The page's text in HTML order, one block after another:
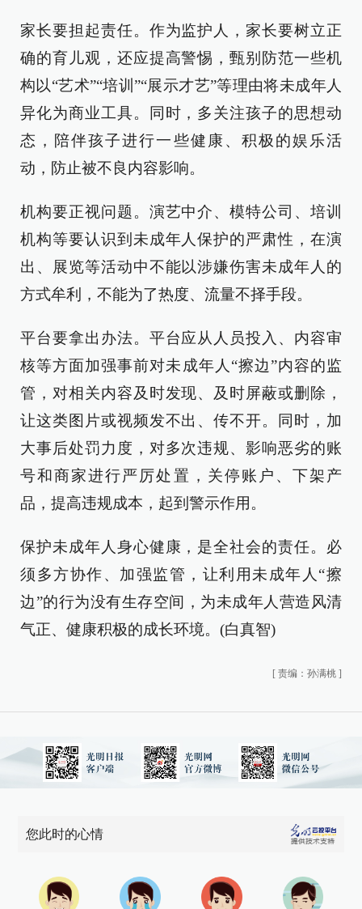
家长要担起责任。作为监护人，家长要树立正
确的育儿观，还应提高警惕，甄别防范一些机
构以“艺术”“培训”“展示才艺”等理由将未成年人
异化为商业工具。同时，多关注孩子的思想动
态，陪伴孩子进行一些健康、积极的娱乐活
动，防止被不良内容影响。
机构要正视问题。演艺中介、模特公司、培训
机构等要认识到未成年人保护的严肃性，在演
出、展览等活动中不能以涉嫌伤害未成年人的
方式牟利，不能为了热度、流量不择手段。
平台要拿出办法。平台应从人员投入、内容审
核等方面加强事前对未成年人“擦边”内容的监
管，对相关内容及时发现、及时屏蔽或删除，
让这类图片或视频发不出、传不开。同时，加
大事后处罚力度，对多次违规、影响恶劣的账
号和商家进行严厉处置，关停账户、下架产
品，提高违规成本，起到警示作用。
保护未成年人身心健康，是全社会的责任。必
须多方协作、加强监管，让利用未成年人“擦
边”的行为没有生存空间，为未成年人营造风清
气正、健康积极的成长环境。(白真智)
[ 责编：孙满桃 ]
您此时的心情